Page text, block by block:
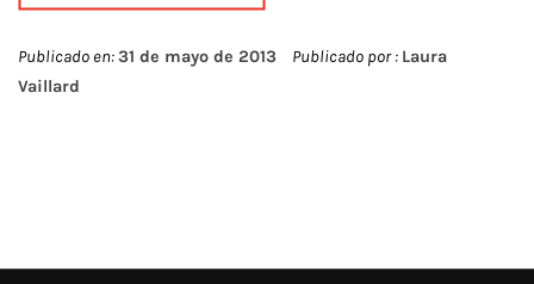
Publicado en:31 de mayo de 2013 Publicado por : Laura
Vaillard